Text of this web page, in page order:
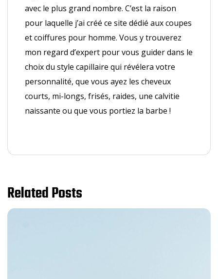
avec le plus grand nombre. C’est la raison
pour laquelle j’ai créé ce site dédié aux coupes
et coiffures pour homme. Vous y trouverez
mon regard d’expert pour vous guider dans le
choix du style capillaire qui révélera votre
personnalité, que vous ayez les cheveux
courts, mi-longs, frisés, raides, une calvitie
naissante ou que vous portiez la barbe !
Related Posts